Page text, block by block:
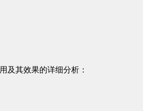
及其效果的详细分析：